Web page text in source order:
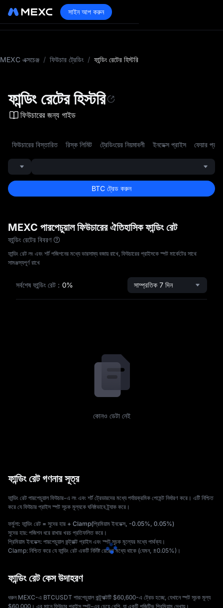
সাইন আপ করুন
MEXC এক্সচেঞ্জ / ফিউচার ট্রেডিং / ফান্ডিং রেটের হিস্টরি
ফান্ডিং রেটের হিস্টরি
ফিউচারের জন্য গাইড
ফিউচারের বিস্তারিত রিস্ক লিমিট ট্রেডিংয়ের নিয়মাবলী ইনডেক্স প্রাইস ফেয়ার
BTC ট্রেড করুন
MEXC পারপেচুয়াল ফিউচারের ঐতিহাসিক ফান্ডিং রেট
ফান্ডিং রেটের বিবরণ
ফান্ডিং রেট লং এবং শর্ট পজিশনের মধ্যে ভারসাম্য বজায় রাখে, ফিউচারের প্রাইসকে স্পট মার্কেটের সাথে
সামঞ্জস্যপূর্ণ রাখে
সর্বশেষ ফান্ডিং রেট : 0% সাম্প্রতিক 7 দিন
কোনও ডেটা নেই
ফান্ডিং রেট গণনার সূত্র
ফান্ডিং রেট পারপেচুয়াল ফিউচার-এ লং এবং শর্ট ট্রেডারদের মধ্যে পর্যায়ক্রমিক পেমেন্ট নির্ধারণ করে। এটি নিশ্চিত
করে যে ফিউচার প্রাইস স্পট সূচক মূল্যকে ঘনিষ্ঠভাবে ট্র্যাক করে।
ফর্মুলা: ফান্ডিং রেট = সুদের হার + Clamp(প্রিমিয়াম ইনডেক্স, -0.05%, 0.05%)
সুদের হার: পজিশন ধরে রাখার খরচ প্রতিফলিত করে।
প্রিমিয়াম ইনডেক্স: পারপেচুয়াল কন্ট্রাক্ট প্রাইস এবং স্পট সূচক মূল্যের মধ্যে পার্থক্য।
Clamp: নিশ্চিত করে যে ফান্ডিং রেট একটি নির্দিষ্ট রেঞ্জের মধ্যে থাকে (যেমন, ±0.05%)।
ফান্ডিং রেট কেস উদাহরণ
ধরুন MEXC-এ BTCUSDT পারপেচুয়াল কন্ট্র্যাক্টটি $60,600-এ ট্রেড হচ্ছে, যেখানে স্পট সূচক মূল্য
$60,000। এর মানে ফিউচার প্রাইস স্পট-এর চেয়ে বেশি, যা একটি পজিটিভ প্রিমিয়াম দেখায়।